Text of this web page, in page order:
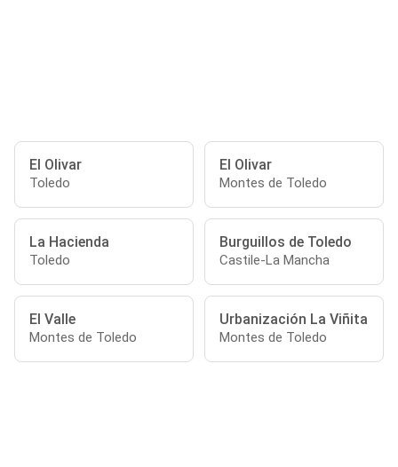
El Olivar
Toledo
El Olivar
Montes de Toledo
La Hacienda
Toledo
Burguillos de Toledo
Castile-La Mancha
El Valle
Montes de Toledo
Urbanización La Viñita
Montes de Toledo